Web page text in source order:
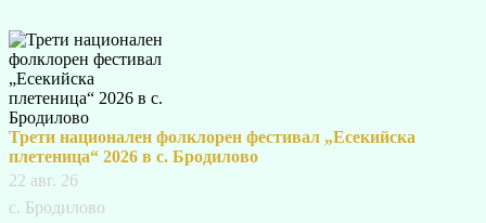
Трети национален фолклорен фестивал „Есекийска
плетеница“ 2026 в с. Бродилово
22 авг. 26
с. Бродилово